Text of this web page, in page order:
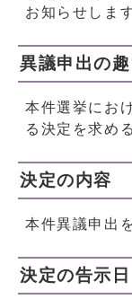
お知らせします
異議申出の
本件選挙にお
る決定を求め
決定の内容
本件異議申出
決定の告示日